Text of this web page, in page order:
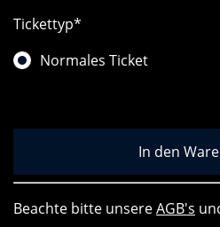
Tickettyp*
Normales Ticket
Beachte bitte unsereAGB's